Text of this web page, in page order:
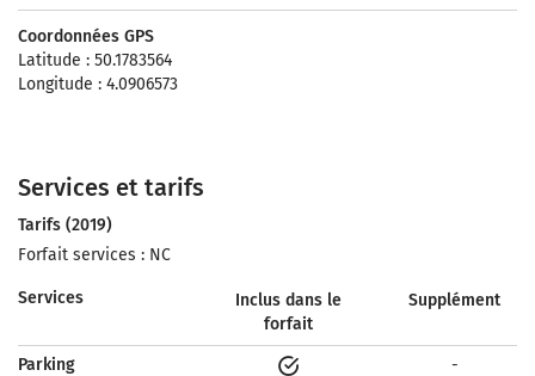
Coordonnées GPS
Latitude : 50.1783564
Longitude : 4.0906573
Services et tarifs
Tarifs (2019)
Forfait services : NC
Services
Inclus dans le
forfait
Supplément
Parking
-